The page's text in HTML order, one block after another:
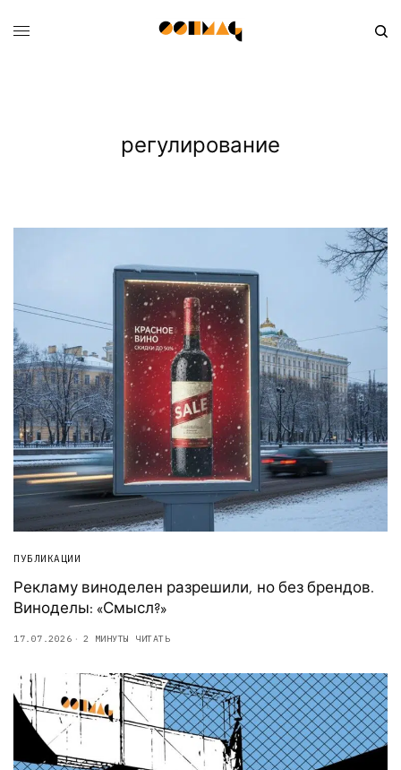
регулирование
ПУБЛИКАЦИИ
Рекламу виноделен разрешили, но без брендов.
Виноделы: «Смысл?»
17.07.2026 2 МИНУТЫ ЧИТАТЬ